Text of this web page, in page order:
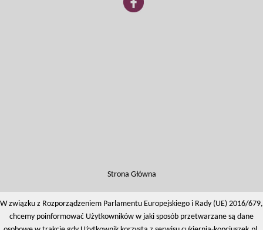
Strona Główna
Mapa Strony
W związku z Rozporządzeniem Parlamentu Europejskiego i Rady (UE) 2016/679,
chcemy poinformować Użytkowników w jaki sposób przetwarzane są dane